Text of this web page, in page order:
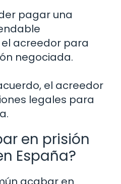
pagar una
acreedor para
negociada.
el acreedor
legales para
en prisión
España?